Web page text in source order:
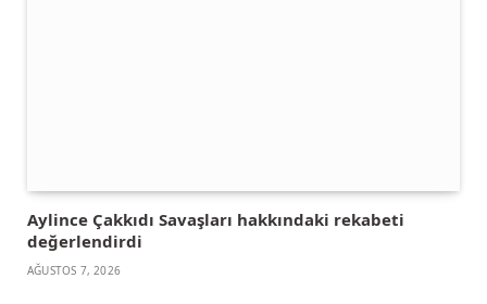
Aylince Çakkıdı Savaşları hakkındaki rekabeti
değerlendirdi
AĞUSTOS 7, 2026